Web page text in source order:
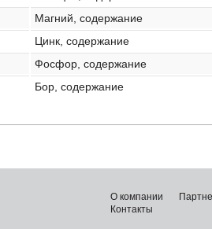
Магний, содержание
Цинк, содержание
Фосфор, содержание
Бор, содержание
О компании
Контакты